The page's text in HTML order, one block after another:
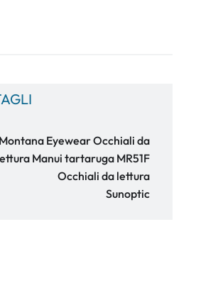
Montana Eyewear Occhiali da
Manui tartaruga MR51F
Occhiali da lettura
Sunoptic